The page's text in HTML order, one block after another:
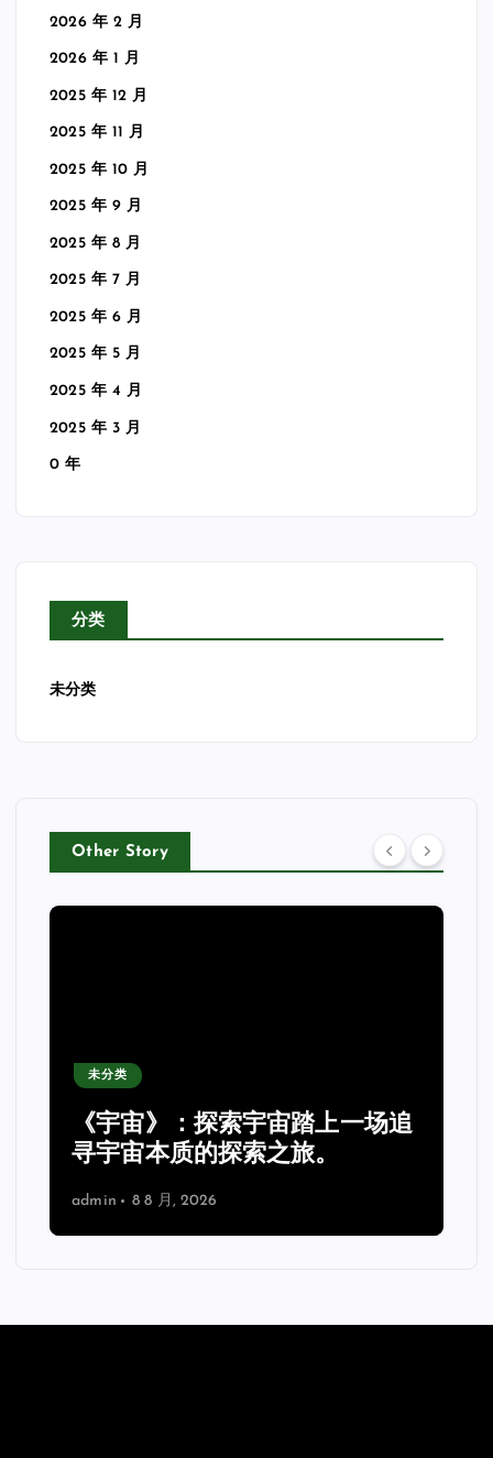
2026 年 2 月
2026 年 1 月
2025 年 12 月
2025 年 11 月
2025 年 10 月
2025 年 9 月
2025 年 8 月
2025 年 7 月
2025 年 6 月
2025 年 5 月
2025 年 4 月
2025 年 3 月
0 年
分类
未分类
Other Story
未分类
《宇宙》：探索宇宙踏上一场追
寻宇宙本质的探索之旅。
admin 8 8 月, 2026